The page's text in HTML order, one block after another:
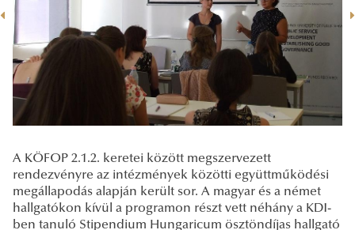
A KÖFOP 2.1.2. keretei között megszervezett
rendezvényre az intézmények közötti együttműködési
megállapodás alapján került sor. A magyar és a német
hallgatókon kívül a programon részt vett néhány a KDI-
ben tanuló Stipendium Hungaricum ösztöndíjas hallgató